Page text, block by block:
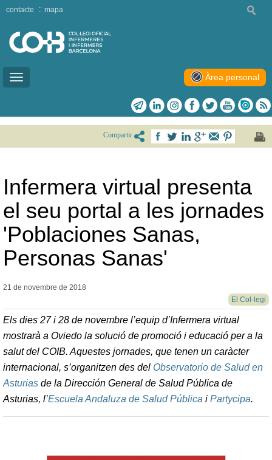
Toggle
contacte mapa
Àrea personal
Compartir
Infermera virtual presenta
el seu portal a les jornades
'Poblaciones Sanas,
Personas Sanas'
21 de novembre de 2018
El Col·legi
Els dies 27 i 28 de novembre l’equip d’Infermera virtual
mostrarà a Oviedo la solució de promoció i educació per a la
salutdel COIB. Aquestes jornades, que tenen un caràcter
internacional, s’organitzen des del Observatorio de Salud en
Asturias de la Dirección General de Salud Pública de
Asturias, l’Escuela Andaluza de Salud Pública i Partycipa.